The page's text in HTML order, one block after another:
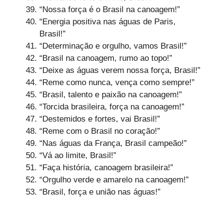
“Nossa força é o Brasil na canoagem!”
“Energia positiva nas águas de Paris,
Brasil!”
“Determinação e orgulho, vamos Brasil!”
“Brasil na canoagem, rumo ao topo!”
“Deixe as águas verem nossa força, Brasil!”
“Reme como nunca, vença como sempre!”
“Brasil, talento e paixão na canoagem!”
“Torcida brasileira, força na canoagem!”
“Destemidos e fortes, vai Brasil!”
“Reme com o Brasil no coração!”
“Nas águas da França, Brasil campeão!”
“Vá ao limite, Brasil!”
“Faça história, canoagem brasileira!”
“Orgulho verde e amarelo na canoagem!”
“Brasil, força e união nas águas!”